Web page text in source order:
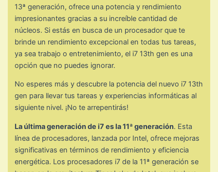
13ª generación, ofrece una potencia y rendimiento
impresionantes gracias a su increíble cantidad de
núcleos. Si estás en busca de un procesador que te
brinde un rendimiento excepcional en todas tus tareas,
ya sea trabajo o entretenimiento, el i7 13th gen es una
opción que no puedes ignorar.
No esperes más y descubre la potencia del nuevo i7 13th
gen para llevar tus tareas y experiencias informáticas al
siguiente nivel. ¡No te arrepentirás!
La última generación de i7 es la 11ª generación. Esta
línea de procesadores, lanzada por Intel, ofrece mejoras
significativas en términos de rendimiento y eficiencia
energética. Los procesadores i7 de la 11ª generación se